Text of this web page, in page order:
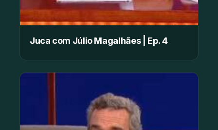
Juca com Júlio Magalhães | Ep. 4